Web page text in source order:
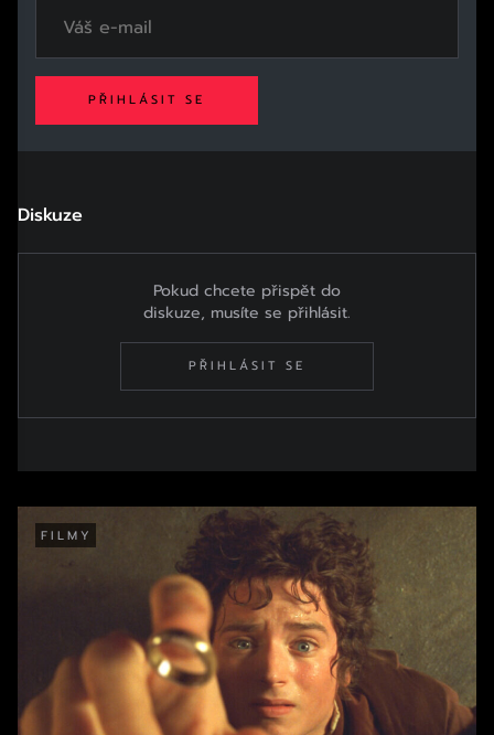
PŘIHLÁSIT SE
Diskuze
Pokud chcete přispět do
diskuze, musíte se přihlásit.
PŘIHLÁSIT SE
FILMY